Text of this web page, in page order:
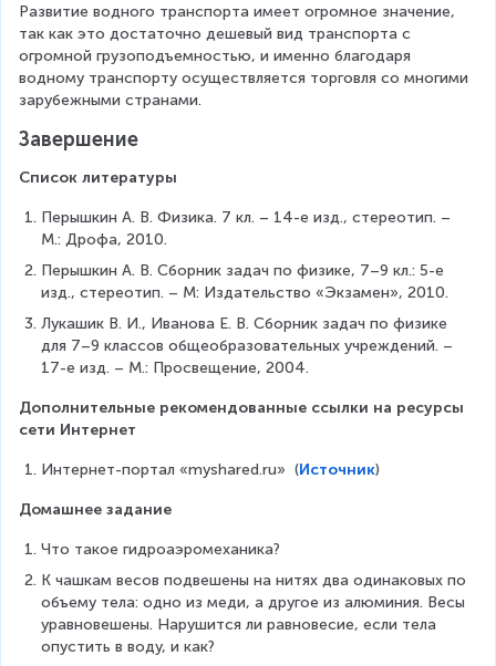
.t
1
0
^
6
=
1
5
\
d
o
1
-
5
\
c
d
t
1
0
Развитие водного транспорта имеет огромное значение,
так как это достаточно дешевый вид транспорта с
огромной грузоподъемностью, и именно благодаря
водному транспорту осуществляется торговля со многими
зарубежными странами.
Завершение
Список литературы
Перышкин А. В. Физика. 7 кл. – 14-е изд., стереотип. –
М.: Дрофа, 2010.
Перышкин А. В. Сборник задач по физике, 7–9 кл.: 5-е
изд., стереотип. – М: Издательство «Экзамен», 2010.
Лукашик В. И., Иванова Е. В. Сборник задач по физике
для 7–9 классов общеобразовательных учреждений. –
17-е изд. – М.: Просвещение, 2004.
Дополнительные рекомендованные ссылки на ресурсы
сети Интернет
Интернет-портал «myshared.ru»  (Источник)
Домашнее задание
Что такое гидроаэромеханика?
К чашкам весов подвешены на нитях два одинаковых по
объему тела: одно из меди, а другое из алюминия. Весы
уравновешены. Нарушится ли равновесие, если тела
опустить в воду, и как?